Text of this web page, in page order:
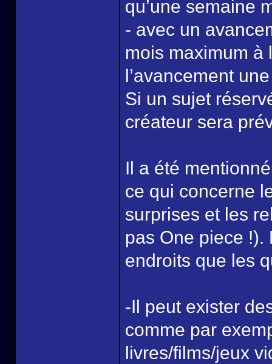
qu’une semaine
- avec un
mois maximum à
l’avancement
Si un sujet
créateur sera
Il a été
ce qui concerne
surprises et les
pas One piece !).
endroits que les
-Il peut exister
comme par
livres/films/jeux